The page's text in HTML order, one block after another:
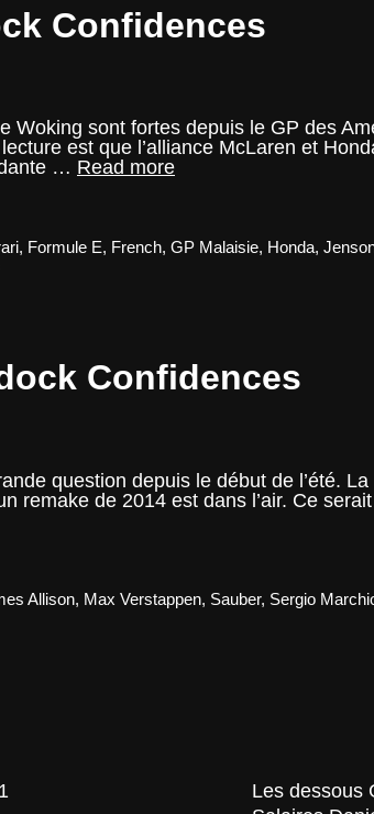
Confidences
Woking sont fortes depuis le GP des
est que l’alliance McLaren et
… Read moreGP
Paddock
, Formule E, French,GP Malaisie, Honda,
Confidences
question depuis le début de l’été.
remake de 2014 est dans l’air. Ce
Allison, Max Verstappen, Sauber, Sergio
Les dessous